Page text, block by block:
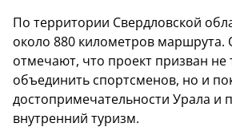
По территории Свердловской
около 880 километров маршрута.
отмечают, что проект призван не
объединить спортсменов, но и
достопримечательности Урала и
внутренний туризм.